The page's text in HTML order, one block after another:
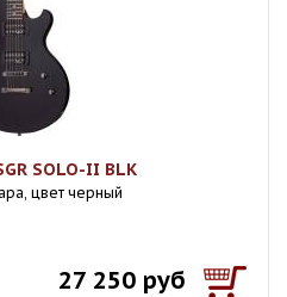
SOLO-II BLK
цвет черный
27 250 руб